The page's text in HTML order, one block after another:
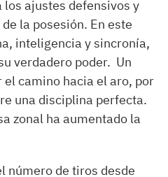
los ajustes defensivos y
la posesión. En este
inteligencia y sincronía,
verdadero poder. Un
camino hacia el aro, por
una disciplina perfecta.
zonal ha aumentado la
número de tiros desde